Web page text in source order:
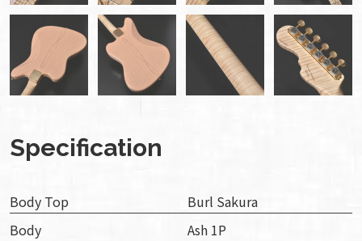
Specification
Body Top
Burl Sakura
Body
Ash 1P